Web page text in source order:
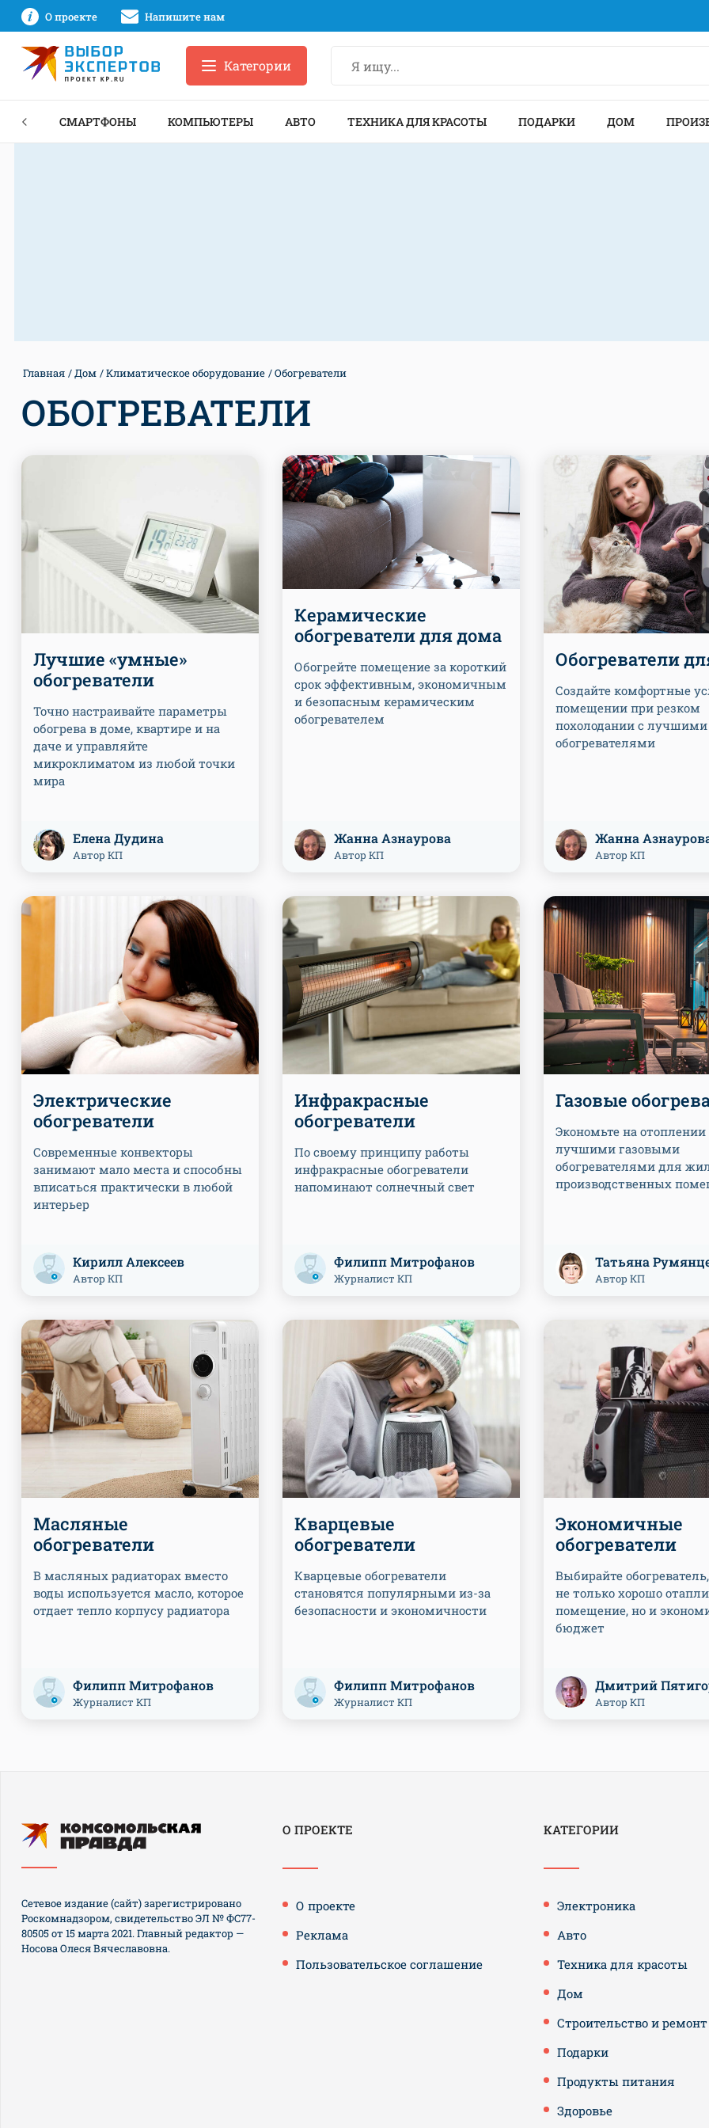
О проекте Напишите нам
Категории
СМАРТФОНЫ КОМПЬЮТЕРЫ АВТО ТЕХНИКА ДЛЯ КРАСОТЫ ПОДАРКИ ДОМ
Главная Дом Климатическое оборудование Обогреватели
ОБОГРЕВАТЕЛИ
Лучшие «умные»
обогреватели
Точно настраивайте параметры
обогрева в доме, квартире и на
даче и управляйте
микроклиматом из любой точки
мира
Елена Дудина
Автор КП
Керамические
обогреватели для дома
Обогрейте помещение за короткий
срок эффективным, экономичным
и безопасным керамическим
обогревателем
Жанна Азнаурова
Автор КП
Обогреватели
Создайте комфортные
помещении при резком
похолодании с лучшими
обогревателями
Жанна
Автор КП
Электрические
обогреватели
Современные конвекторы
занимают мало места и способны
вписаться практически в любой
интерьер
Кирилл Алексеев
Автор КП
Инфракрасные
обогреватели
По своему принципу работы
инфракрасные обогреватели
напоминают солнечный свет
Филипп Митрофанов
Журналист КП
Газовые
Экономьте на отоплении
лучшими газовыми
обогревателями для
производственных
Татьяна
Автор КП
Масляные
обогреватели
В масляных радиаторах вместо
воды используется масло, которое
отдает тепло корпусу радиатора
Филипп Митрофанов
Журналист КП
Кварцевые
обогреватели
Кварцевые обогреватели
становятся популярными из-за
безопасности и экономичности
Филипп Митрофанов
Журналист КП
Экономичные
обогреватели
Выбирайте
не только хорошо
помещение, но и
бюджет
Дмитрий
Автор КП
О ПРОЕКТЕ
О проекте
Реклама
Пользовательское соглашение
КАТЕГОРИИ
Электроника
Авто
Техника для красоты
Дом
Строительство и ремонт
Подарки
Продукты питания
Здоровье
Сетевое издание (сайт) зарегистрировано
Роскомнадзором, свидетельство ЭЛ № ФС77-
80505 от 15 марта 2021. Главный редактор —
Носова Олеся Вячеславовна.